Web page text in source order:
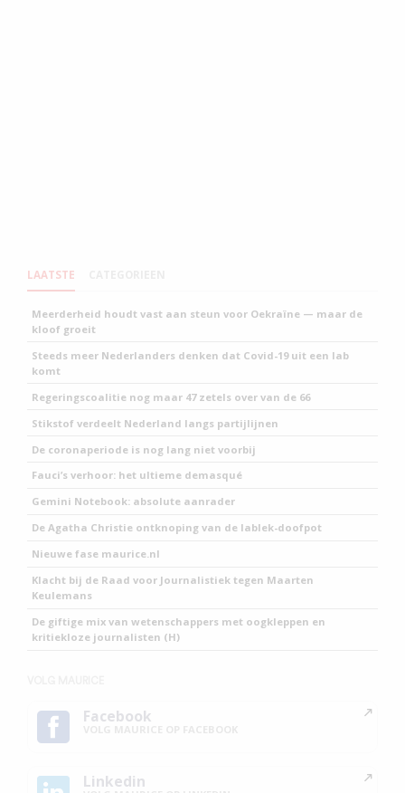
LAATSTE
Meerderheid houdt vast aan steun voor Oekraïne — maar de
kloof groeit
Steeds meer Nederlanders denken dat Covid-19 uit een lab
komt
Regeringscoalitie nog maar 47 zetels over van de 66
Stikstof verdeelt Nederland langs partijlijnen
De coronaperiode is nog lang niet voorbij
Fauci’s verhoor: het ultieme demasqué
Gemini Notebook: absolute aanrader
De Agatha Christie ontknoping van de lablek-doofpot
Nieuwe fase maurice.nl
Klacht bij de Raad voor Journalistiek tegen Maarten
Keulemans
De giftige mix van wetenschappers met oogkleppen en
kritiekloze journalisten (H)
Facebook
Linkedin